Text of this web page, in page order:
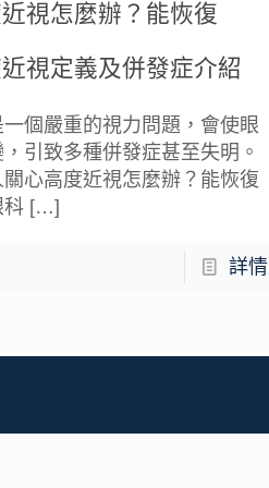
視怎麼辦？能恢復
視定義及併發症介紹
個嚴重的視力問題，會使眼
引致多種併發症甚至失明。
關心高度近視怎麼辦？能恢復
科[…]
詳情